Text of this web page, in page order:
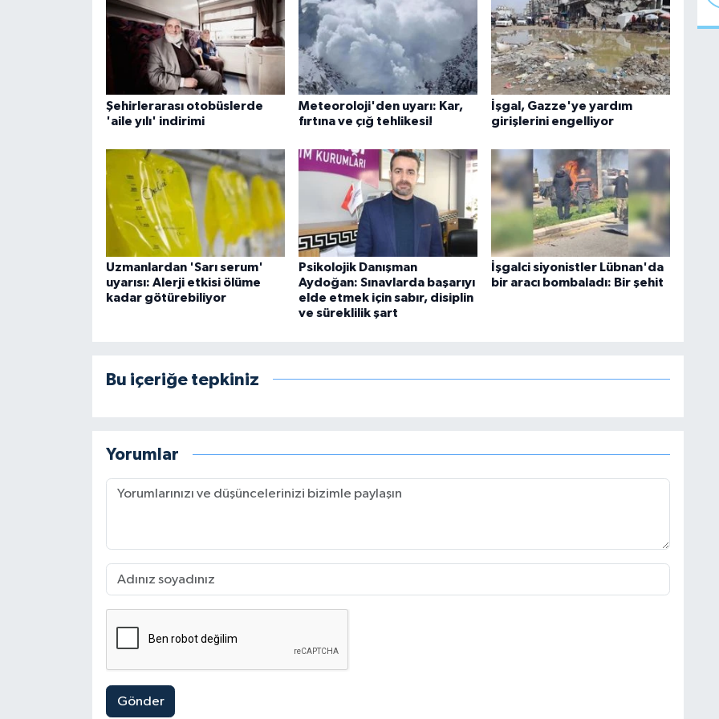
Şehirlerarası otobüslerde
'aile yılı' indirimi
Meteoroloji'den uyarı: Kar,
fırtına ve çığ tehlikesi!
İşgal, Gazze'ye yardım
girişlerini engelliyor
Uzmanlardan 'Sarı serum'
uyarısı: Alerji etkisi ölüme
kadar götürebiliyor
Psikolojik Danışman
Aydoğan: Sınavlarda başarıyı
elde etmek için sabır, disiplin
ve süreklilik şart
İşgalci siyonistler Lübnan'da
bir aracı bombaladı: Bir şehit
Bu içeriğe tepkiniz
Yorumlar
Gönder